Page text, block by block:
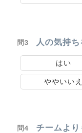
問3 人の気持
はい
ややいいえ
問4
チームよ